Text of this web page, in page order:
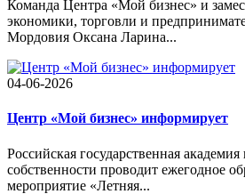
Команда Центра «Мой бизнес» и
экономики, торговли и
Мордовия Оксана Ларина...
04-06-2026
Центр «Мой бизнес» информирует
Российская государственная
собственности проводит ежегодное
мероприятие «Летняя...